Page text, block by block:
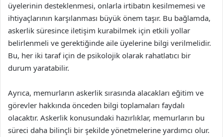
üyelerinin desteklenmesi, onlarla irtibatın kesilmemesi ve
ihtiyaçlarının karşılanması büyük önem taşır. Bu bağlamda,
askerlik süresince iletişim kurabilmek için etkili yollar
belirlenmeli ve gerektiğinde aile üyelerine bilgi verilmelidir.
Bu, her iki taraf için de psikolojik olarak rahatlatıcı bir
durum yaratabilir.
Ayrıca, memurların askerlik sırasında alacakları eğitim ve
görevler hakkında önceden bilgi toplamaları faydalı
olacaktır. Askerlik konusundaki hazırlıklar, memurların bu
süreci daha bilinçli bir şekilde yönetmelerine yardımcı olur.